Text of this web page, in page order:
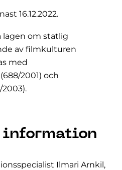
16.12.2022.
lagen om statlig
av filmkulturen
med
2001) och
Ilmari Arnkil,